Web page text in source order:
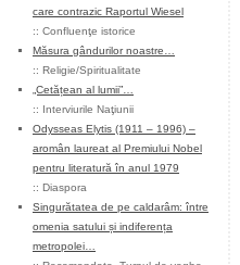
care contrazic Raportul Wiesel
:: Confluenţe istorice
Măsura gândurilor noastre…
:: Religie/Spiritualitate
„Cetățean al lumii”…
:: Interviurile Naţiunii
Odysseas Elytis (1911 – 1996) –
aromân laureat al Premiului Nobel
pentru literatură în anul 1979
:: Diaspora
Singurătatea de pe caldarâm: între
omenia satului și indiferența
metropolei…